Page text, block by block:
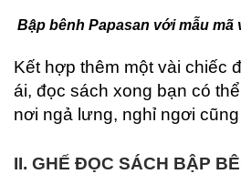
Bập bênh Papasan với mẫu
Kết hợp thêm một vài chiếc
ái, đọc sách xong bạn có
nơi ngả lưng, nghỉ ngơi
II. GHẾ ĐỌC SÁCH BẬP